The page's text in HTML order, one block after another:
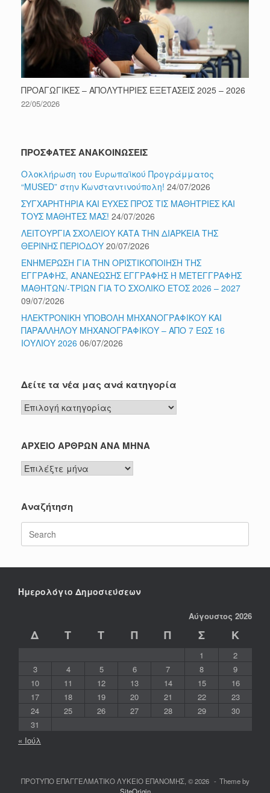
ΠΡΟΑΓΩΓΙΚΕΣ – ΑΠΟΛΥΤΗΡΙΕΣ ΕΞΕΤΑΣΕΙΣ 2025 – 2026
22/05/2026
ΠΡΟΣΦΑΤΕΣ ΑΝΑΚΟΙΝΩΣΕΙΣ
Ολοκλήρωση του Ευρωπαϊκού Προγράμματος
“MUSED” στην Κωνσταντινούπολη! 24/07/2026
ΣΥΓΧΑΡΗΤΗΡΙΑ ΚΑΙ ΕΥΧΕΣ ΠΡΟΣ ΤΙΣ ΜΑΘΗΤΡΙΕΣ ΚΑΙ
ΤΟΥΣ ΜΑΘΗΤΕΣ ΜΑΣ! 24/07/2026
ΛΕΙΤΟΥΡΓΙΑ ΣΧΟΛΕΙΟΥ ΚΑΤΑ ΤΗΝ ΔΙΑΡΚΕΙΑ ΤΗΣ
ΘΕΡΙΝΗΣ ΠΕΡΙΟΔΟΥ 20/07/2026
ΕΝΗΜΕΡΩΣΗ ΓΙΑ ΤΗΝ ΟΡΙΣΤΙΚΟΠΟΙΗΣΗ ΤΗΣ
ΕΓΓΡΑΦΗΣ, ΑΝΑΝΕΩΣΗΣ ΕΓΓΡΑΦΗΣ Ή ΜΕΤΕΓΓΡΑΦΗΣ
ΜΑΘΗΤΩΝ/-ΤΡΙΩΝ ΓΙΑ ΤΟ ΣΧΟΛΙΚΟ ΕΤΟΣ 2026 – 2027
09/07/2026
ΗΛΕΚΤΡΟΝΙΚΗ ΥΠΟΒΟΛΗ ΜΗΧΑΝΟΓΡΑΦΙΚΟΥ ΚΑΙ
ΠΑΡΑΛΛΗΛΟΥ ΜΗΧΑΝΟΓΡΑΦΙΚΟΥ – ΑΠΟ 7 ΕΩΣ 16
ΙΟΥΛΙΟΥ 2026 06/07/2026
Δείτε τα νέα μας ανά κατηγορία
Δείτε
τα
μας
κατηγορία
ΑΡΧΕΙΟ ΑΡΘΡΩΝ ΑΝΑ ΜΗΝΑ
ΑΡΧΕΙΟ
ΑΡΘΡΩΝ
ΜΗΝΑ
Αναζήτηση
Search
for:
Ημερολόγιο Δημοσιεύσεων
Αύγουστος 2026
Δ Τ Τ Π Π Σ Κ
1
2
3
4 5 6 7 8
9
10
11 12 13 14 15
16
17
18 19 20 21 22
23
24
25 26 27 28 29
30
31
« Ιούλ
ΠΡΟΤΥΠΟ ΕΠΑΓΓΕΛΜΑΤΙΚΟ ΛΥΚΕΙΟ ΕΠΑΝΟΜΗΣ, © 2026
Theme by